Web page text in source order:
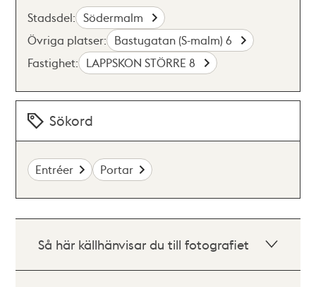
Stadsdel: Södermalm
Övriga platser: Bastugatan (S-malm) 6
Fastighet: LAPPSKON STÖRRE 8
Sökord
Entréer Portar
Så här källhänvisar du till fotografiet